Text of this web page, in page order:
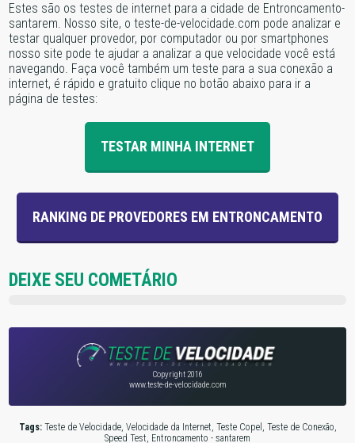
Estes são os testes de internet para a cidade de Entroncamento-
santarem. Nosso site, o teste-de-velocidade.com pode analizar e
testar qualquer provedor, por computador ou por smartphones
nosso site pode te ajudar a analizar a que velocidade você está
navegando. Faça você também um teste para a sua conexão a
internet, é rápido e gratuito clique no botão abaixo para ir a
página de testes:
TESTAR MINHA INTERNET
RANKING DE PROVEDORES EM ENTRONCAMENTO
DEIXE SEU COMETÁRIO
Copyright 2016
www.teste-de-velocidade.com
Tags:Teste de Velocidade, Velocidade da Internet, Teste Copel, Teste de Conexão,
Speed Test, Entroncamento - santarem